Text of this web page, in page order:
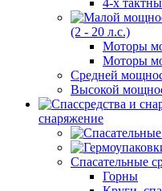
4-х
(2 - 20 л.с.)
Моторы
Моторы
Средней
Высокой
снаряжение
Спасательные
Горны